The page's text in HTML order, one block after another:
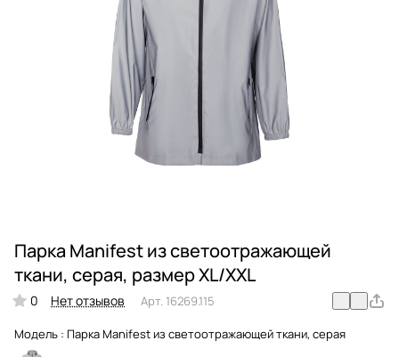
Парка Manifest из светоотражающей
ткани, серая, размер XL/XXL
0 Нет отзывов Арт. 16269.115
Модель : Парка Manifest из светоотражающей ткани, серая